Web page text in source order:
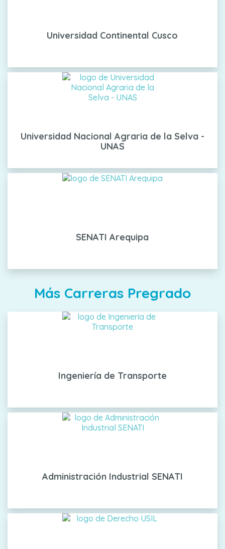
Universidad Continental Cusco
Universidad Nacional Agraria de la Selva -
UNAS
SENATI Arequipa
Más Carreras Pregrado
Ingeniería de Transporte
Administración Industrial SENATI